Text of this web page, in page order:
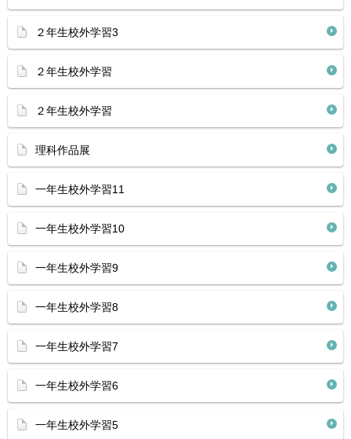
２年生校外学習3
２年生校外学習
２年生校外学習
理科作品展
一年生校外学習11
一年生校外学習10
一年生校外学習9
一年生校外学習8
一年生校外学習7
一年生校外学習6
一年生校外学習5